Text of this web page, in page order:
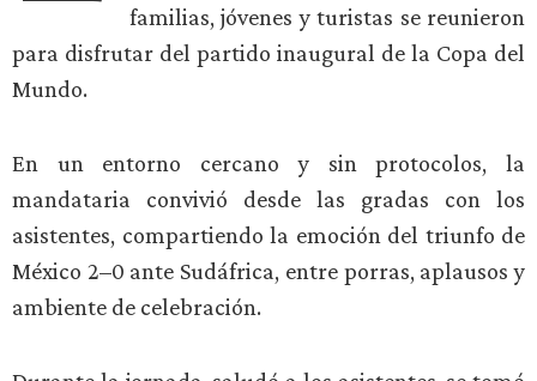
familias, jóvenes y turistas se reunieron
para disfrutar del partido inaugural de la Copa del
Mundo.
En un entorno cercano y sin protocolos, la
mandataria convivió desde las gradas con los
asistentes, compartiendo la emoción del triunfo de
México 2–0 ante Sudáfrica, entre porras, aplausos y
ambiente de celebración.